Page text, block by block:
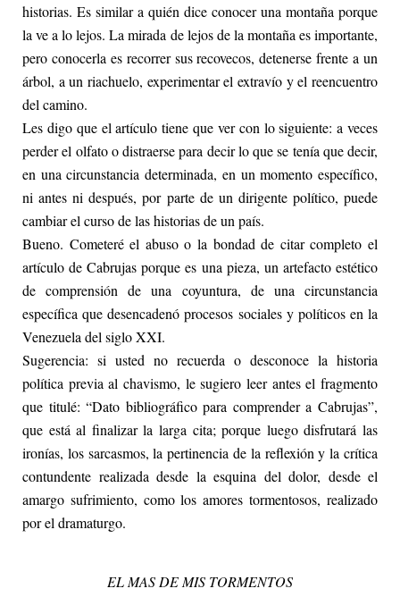
historias. Es similar a quién dice conocer una montaña porque
la ve a lo lejos. La mirada de lejos de la montaña es importante,
pero conocerla es recorrer sus recovecos, detenerse frente a un
árbol, a un riachuelo, experimentar el extravío y el reencuentro
del camino.
Les digo que el artículo tiene que ver con lo siguiente: a veces
perder el olfato o distraerse para decir lo que se tenía que decir,
en una circunstancia determinada, en un momento específico,
ni antes ni después, por parte de un dirigente político, puede
cambiar el curso de las historias de un país.
Bueno. Cometeré el abuso o la bondad de citar completo el
artículo de Cabrujas porque es una pieza, un artefacto estético
de comprensión de una coyuntura, de una circunstancia
específica que desencadenó procesos sociales y políticos en la
Venezuela del siglo XXI.
Sugerencia: si usted no recuerda o desconoce la historia
política previa al chavismo, le sugiero leer antes el fragmento
que titulé: “Dato bibliográfico para comprender a Cabrujas”,
que está al finalizar la larga cita; porque luego disfrutará las
ironías, los sarcasmos, la pertinencia de la reflexión y la crítica
contundente realizada desde la esquina del dolor, desde el
amargo sufrimiento, como los amores tormentosos, realizado
por el dramaturgo.
EL MAS DE MIS TORMENTOS